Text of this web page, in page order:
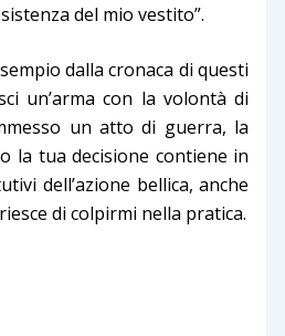
del mio vestito”.
dalla cronaca di questi
un’arma con la volontà di
un atto di guerra, la
la tua decisione contiene in
dell’azione bellica, anche
di colpirmi nella pratica.